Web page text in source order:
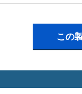
この